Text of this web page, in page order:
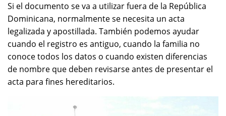
Si el documento se va a utilizar fuera de la República
Dominicana, normalmente se necesita un acta
legalizada y apostillada. También podemos ayudar
cuando el registro es antiguo, cuando la familia no
conoce todos los datos o cuando existen diferencias
de nombre que deben revisarse antes de presentar el
acta para fines hereditarios.